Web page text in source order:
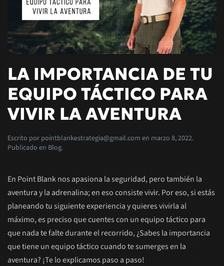
LA IMPORTANCIA DE TU
EQUIPO TÁCTICO PARA
VIVIR LA AVENTURA
Escrito por pointblankestrategia@gmail.com en marzo 8, 2022.
Publicado en Blog.
En Point Blank nos apasiona la seguridad, pero también la
aventura y la adrenalina; en eso consiste vivir. Por eso, si estás
planeando tu siguiente experiencia y quieres vivirla al
máximo, es preciso que cuentes con un equipo táctico para
que nada te falte durante el recorrido, ¿Sabes la importancia
que tiene un equipo táctico cuando te sumerges en la
aventura? ¡Te lo explicamos paso a paso!